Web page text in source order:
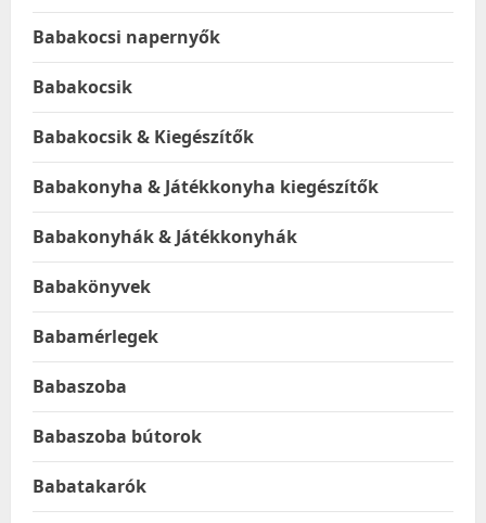
Babakocsi napernyők
Babakocsik
Babakocsik & Kiegészítők
Babakonyha & Játékkonyha kiegészítők
Babakonyhák & Játékkonyhák
Babakönyvek
Babamérlegek
Babaszoba
Babaszoba bútorok
Babatakarók